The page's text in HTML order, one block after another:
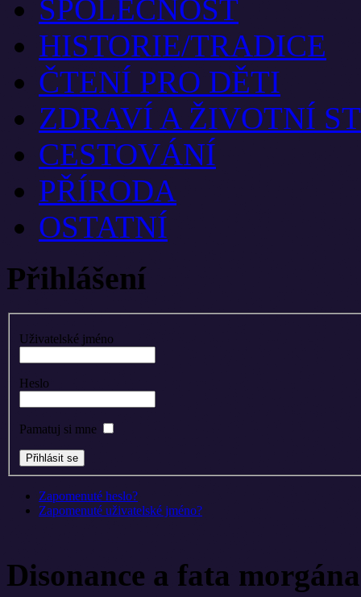
SPOLEČNOST
HISTORIE/TRADICE
ČTENÍ PRO DĚTI
ZDRAVÍ A ŽIVOTNÍ
CESTOVÁNÍ
PŘÍRODA
OSTATNÍ
Přihlášení
Uživatelské jméno
Heslo
Pamatuj si mne
Zapomenuté heslo?
Zapomenuté uživatelské jméno?
Disonance a fata morgána